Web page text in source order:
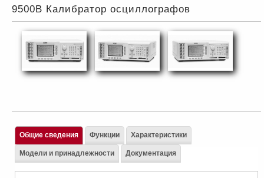
9500В Калибратор осциллографов
Общие сведения Функции Характеристики
Модели и принадлежности Документация